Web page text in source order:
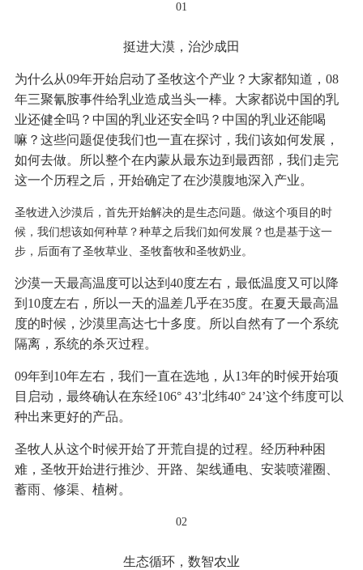
01
挺进大漠，治沙成田
为什么从09年开始启动了圣牧这个产业？大家都知道，08
年三聚氰胺事件给乳业造成当头一棒。大家都说中国的乳
业还健全吗？中国的乳业还安全吗？中国的乳业还能喝
嘛？这些问题促使我们也一直在探讨，我们该如何发展，
如何去做。所以整个在内蒙从最东边到最西部，我们走完
这一个历程之后，开始确定了在沙漠腹地深入产业。
圣牧进入沙漠后，首先开始解决的是生态问题。做这个项目的时
候，我们想该如何种草？种草之后我们如何发展？也是基于这一
步，后面有了圣牧草业、圣牧畜牧和圣牧奶业。
沙漠一天最高温度可以达到40度左右，最低温度又可以降
到10度左右，所以一天的温差几乎在35度。在夏天最高温
度的时候，沙漠里高达七十多度。所以自然有了一个系统
隔离，系统的杀灭过程。
09年到10年左右，我们一直在选地，从13年的时候开始项
目启动，最终确认在东经106° 43’北纬40° 24’这个纬度可以
种出来更好的产品。
圣牧人从这个时候开始了开荒自提的过程。经历种种困
难，圣牧开始进行推沙、开路、架线通电、安装喷灌圈、
蓄雨、修渠、植树。
02
生态循环，数智农业